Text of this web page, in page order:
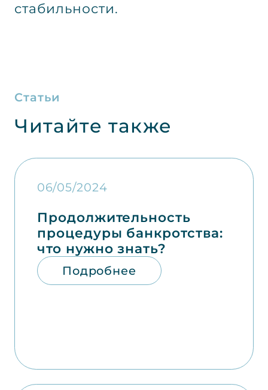
стабильности.
Статьи
Читайте также
06/05/2024
Продолжительность
процедуры банкротства:
что нужно знать?
Подробнее